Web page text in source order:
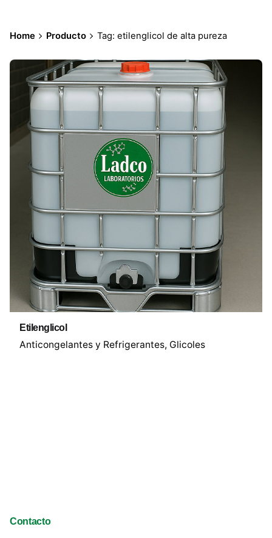
Home Producto Tag: etilenglicol de alta pureza
Etilenglicol
Anticongelantes y Refrigerantes Glicoles
Contacto